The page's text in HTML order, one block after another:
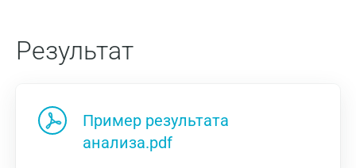
Результат
Пример результата
анализа.pdf